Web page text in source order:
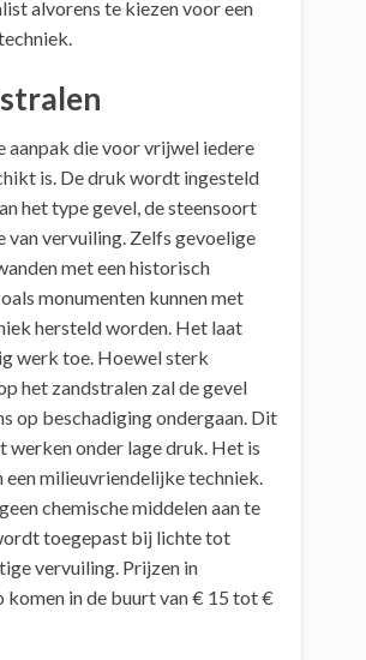
alvorens te kiezen voor een
aanpak die voor vrijwel iedere
is. De druk wordt ingesteld
het type gevel, de steensoort
van vervuiling. Zelfs gevoelige
met een historisch
monumenten kunnen met
hersteld worden. Het laat
werk toe. Hoewel sterk
het zandstralen zal de gevel
op beschadiging ondergaan. Dit
werken onder lage druk. Het is
een milieuvriendelijke techniek.
chemische middelen aan te
toegepast bij lichte tot
vervuiling. Prijzen in
komen in de buurt van € 15 tot €